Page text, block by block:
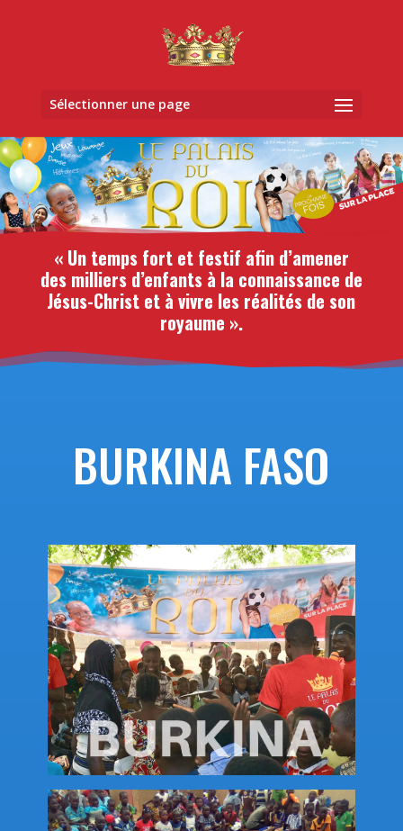
Sélectionner une page
« Un temps fort et festif afin d’amener
des milliers d’enfants à la connaissance de
Jésus-Christ et à vivre les réalités de son
royaume ».
BURKINA FASO